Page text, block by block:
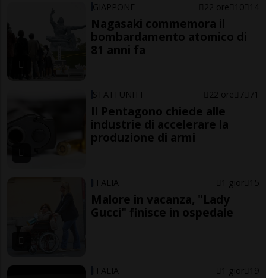
GIAPPONE 22 ore 10 14
Nagasaki commemora il
bombardamento atomico di
81 anni fa
STATI UNITI 22 ore 7 71
Il Pentagono chiede alle
industrie di accelerare la
produzione di armi
ITALIA 1 gior 15
Malore in vacanza, "Lady
Gucci" finisce in ospedale
ITALIA 1 gior 19